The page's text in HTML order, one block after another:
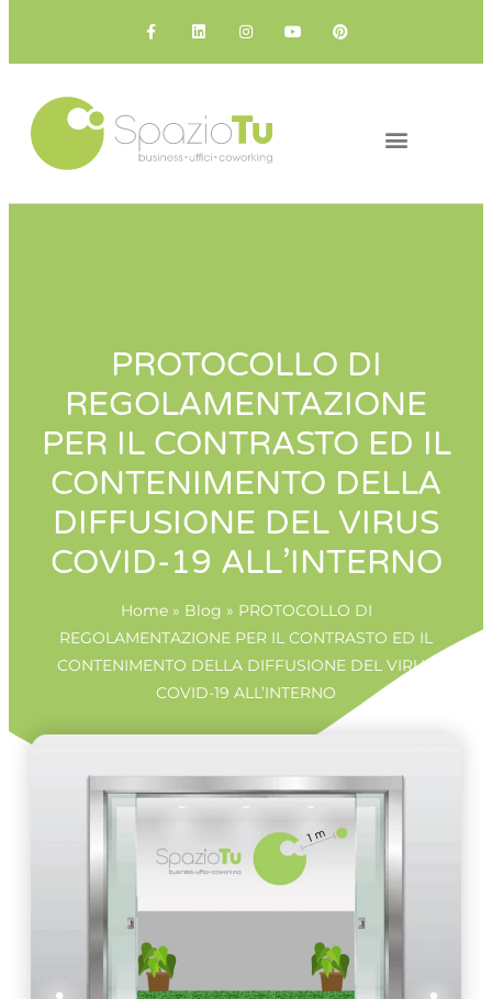
PROTOCOLLO DI
REGOLAMENTAZIONE
PER IL CONTRASTO ED IL
CONTENIMENTO DELLA
DIFFUSIONE DEL VIRUS
COVID-19 ALL’INTERNO
Home» Blog » PROTOCOLLO DI
REGOLAMENTAZIONE PER IL CONTRASTO ED IL
CONTENIMENTO DELLA DIFFUSIONE DEL VIRUS
COVID-19 ALL’INTERNO